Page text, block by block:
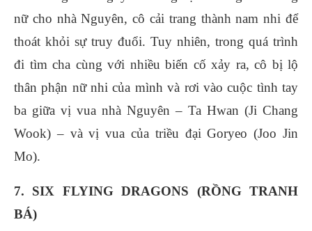
nữ cho nhà Nguyên, cô cải trang thành nam nhi để
thoát khỏi sự truy đuổi. Tuy nhiên, trong quá trình
đi tìm cha cùng với nhiều biến cố xảy ra, cô bị lộ
thân phận nữ nhi của mình và rơi vào cuộc tình tay
ba giữa vị vua nhà Nguyên – Ta Hwan (Ji Chang
Wook) – và vị vua của triều đại Goryeo (Joo Jin
Mo).
7. SIX FLYING DRAGONS (RỒNG TRANH
BÁ)